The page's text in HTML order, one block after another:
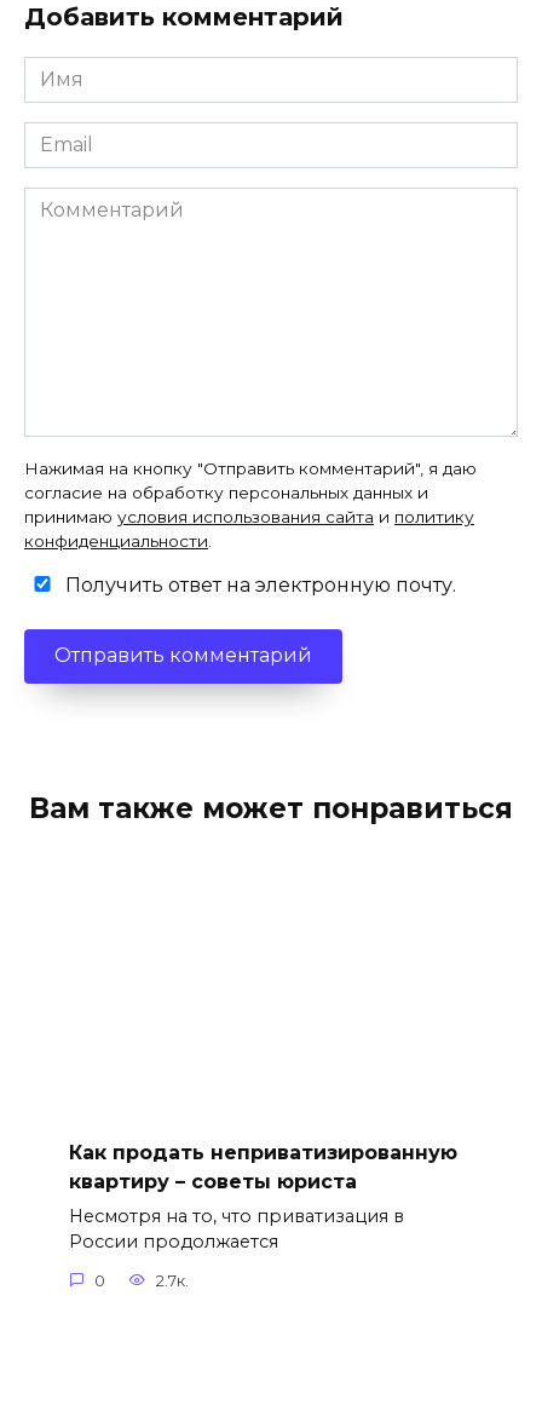
Добавить комментарий
Имя
*
Email
*
Комментарий
Нажимая на кнопку "Отправить комментарий", я даю
согласие на обработку персональных данных и
принимаю условия использования сайта и политику
конфиденциальности
Получить ответ на электронную почту.
Вам также может понравиться
Как продать неприватизированную
квартиру – советы юриста
Несмотря на то, что приватизация в
России продолжается
0 2.7к.